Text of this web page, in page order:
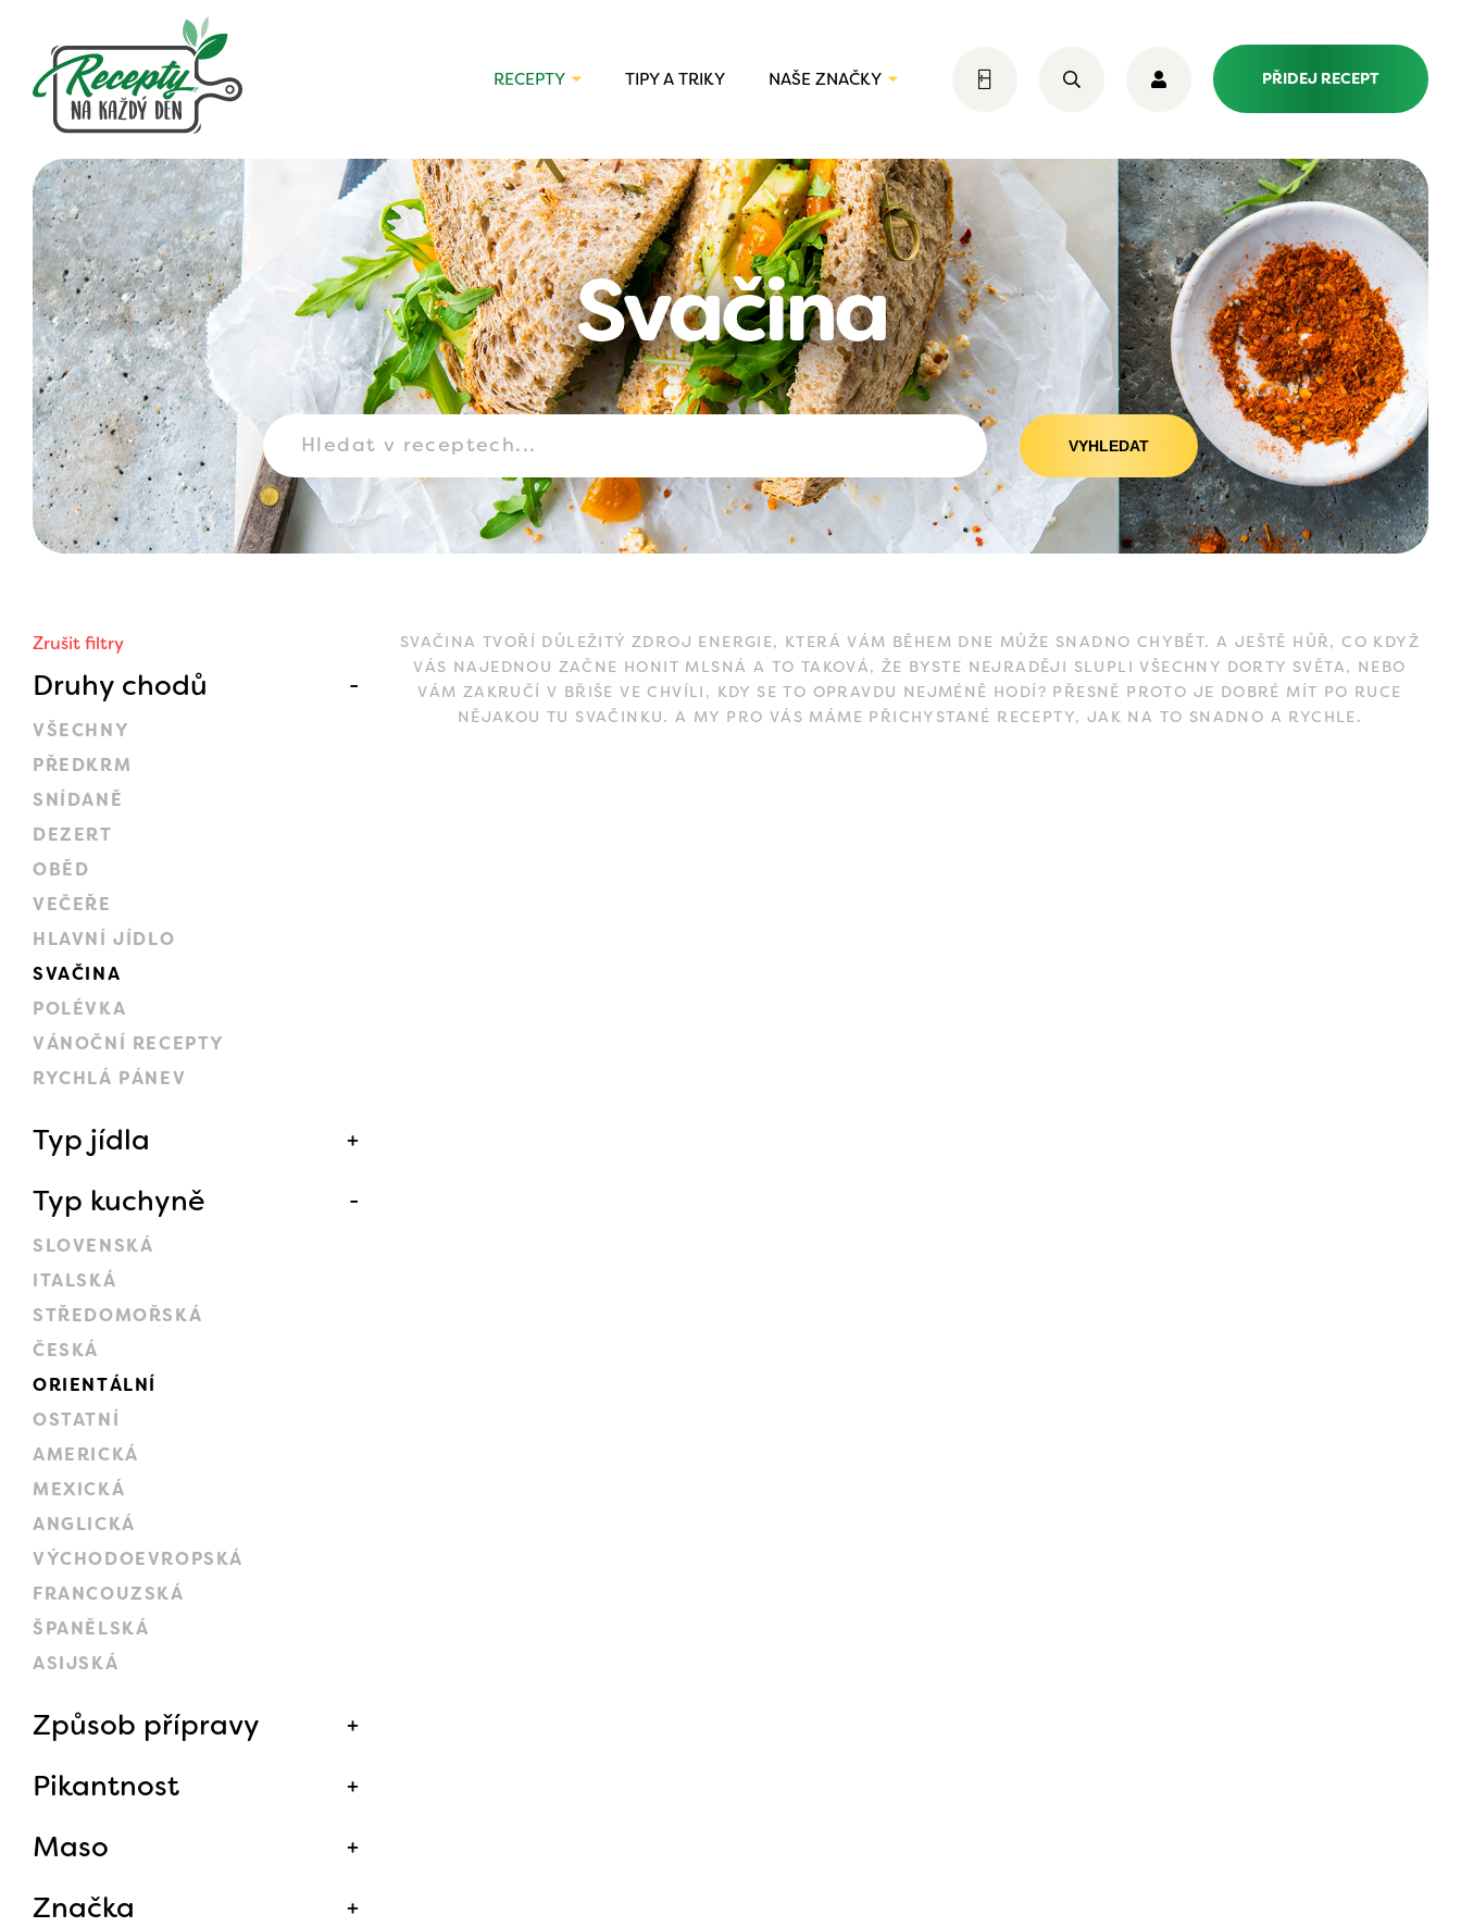
RECEPTY TIPY A TRIKY NAŠE ZNAČKY PŘIDEJ RECEPT
Svačina
VYHLEDAT
Zrušit filtry
Druhy chodů
VŠECHNY
PŘEDKRM
SNÍDANĚ
DEZERT
OBĚD
VEČEŘE
HLAVNÍ JÍDLO
SVAČINA
POLÉVKA
VÁNOČNÍ RECEPTY
RYCHLÁ PÁNEV
Typ jídla
Typ kuchyně
SLOVENSKÁ
ITALSKÁ
STŘEDOMOŘSKÁ
ČESKÁ
ORIENTÁLNÍ
OSTATNÍ
AMERICKÁ
MEXICKÁ
ANGLICKÁ
VÝCHODOEVROPSKÁ
FRANCOUZSKÁ
ŠPANĚLSKÁ
ASIJSKÁ
Způsob přípravy
Pikantnost
Maso
Značka
SVAČINA TVOŘÍ DŮLEŽITÝ ZDROJ ENERGIE, KTERÁ VÁM BĚHEM DNE MŮŽE SNADNO CHYBĚT. A JEŠTĚ HŮŘ, CO KDYŽ
VÁS NAJEDNOU ZAČNE HONIT MLSNÁ A TO TAKOVÁ, ŽE BYSTE NEJRADĚJI SLUPLI VŠECHNY DORTY SVĚTA, NEBO
VÁM ZAKRUČÍ V BŘIŠE VE CHVÍLI, KDY SE TO OPRAVDU NEJMÉNĚ HODÍ? PŘESNĚ PROTO JE DOBRÉ MÍT PO RUCE
NĚJAKOU TU SVAČINKU. A MY PRO VÁS MÁME PŘICHYSTANÉ RECEPTY, JAK NA TO SNADNO A RYCHLE.